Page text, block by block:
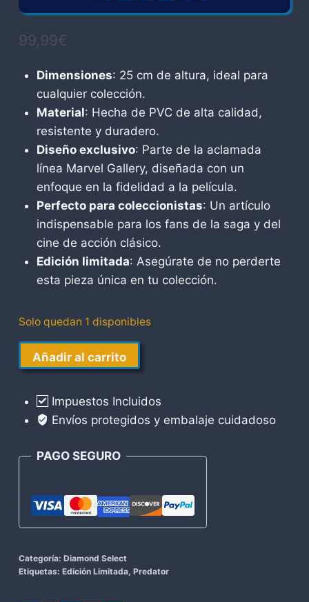
99,99€
Dimensiones: 25 cm de altura, ideal para
cualquier colección.
Material: Hecha de PVC de alta calidad,
resistente y duradero.
Diseño exclusivo: Parte de la aclamada
línea Marvel Gallery, diseñada con un
enfoque en la fidelidad a la película.
Perfecto para coleccionistas: Un artículo
indispensable para los fans de la saga y del
cine de acción clásico.
Edición limitada: Asegúrate de no perderte
esta pieza única en tu colección.
Solo quedan 1 disponibles
Predator
Diamond
cantidad
Añadir al carrito
Impuestos Incluidos
Envíos protegidos y embalaje cuidadoso
PAGO SEGURO
Categoría: Diamond Select
Etiquetas: Edición Limitada Predator